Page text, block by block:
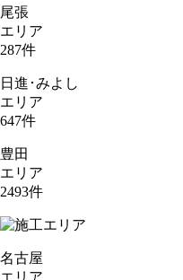
尾張
エリア
287件
日進･みよし
エリア
647件
豊田
エリア
2493件
名古屋